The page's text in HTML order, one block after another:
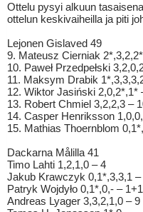
Ottelu pysyi alkuun
ottelun keskivaiheilla ja piti
Lejonen Gislaved 49
9. Mateusz Cierniak
10. Paweł Przedpełski
11. Maksym Drabik
12. Wiktor Jasiński 2,0,2*,1*
13. Robert Chmiel 3,2,2,3 –
14. Casper Henriksson
15. Mathias Thoernblom
Dackarna Målilla 41
Timo Lahti 1,2,1,0 – 4
Jakub Krawczyk 0,1*,3,3,1 –
Patryk Wojdyło 0,1*,0,- – 1+1
Andreas Lyager 3,3,2,1,0 – 9